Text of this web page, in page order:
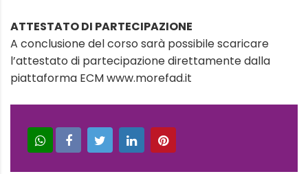
ATTESTATO DI PARTECIPAZIONE
A conclusione del corso sarà possibile scaricare
l’attestato di partecipazione direttamente dalla
piattaforma ECM www.morefad.it